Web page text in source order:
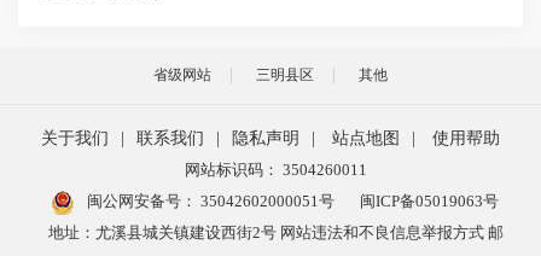
省级网站 三明县区 其他
关于我们 联系我们 隐私声明 站点地图
使用帮助
网站标识码： 3504260011
闽公网安备号： 35042602000051号
闽ICP备05019063号
地址：尤溪县城关镇建设西街2号 网站违法和不良信息举报方式 邮